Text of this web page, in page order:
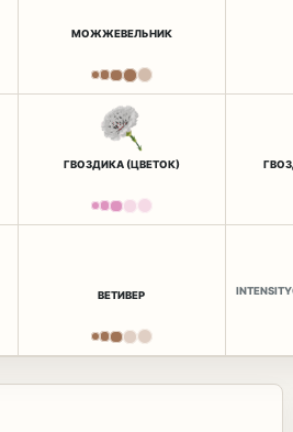
МОЖЖЕВЕЛЬНИК
ГВОЗДИКА (ЦВЕТОК)
ВЕТИВЕР INTENSITY